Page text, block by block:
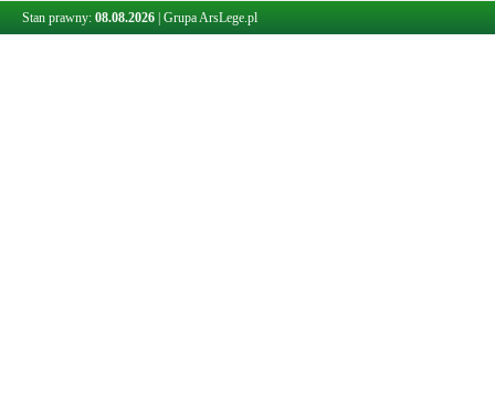
Stan prawny: 08.08.2026 Grupa ArsLege.pl